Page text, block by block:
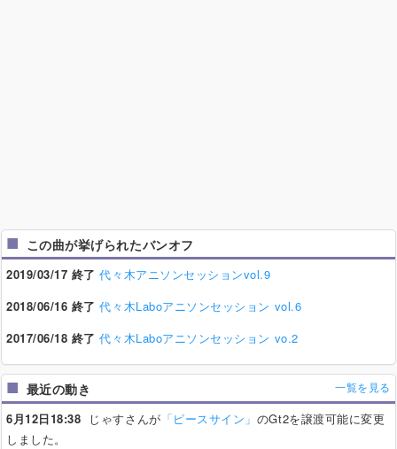
この曲が挙げられたバンオフ
2019/03/17 終了 代々木アニソンセッションvol.9
2018/06/16 終了 代々木Laboアニソンセッション vol.6
2017/06/18 終了 代々木Laboアニソンセッション vo.2
最近の動き 一覧を見る
6月12日18:38 じゃすさんが 「ピースサイン」 のGt2を譲渡可能に変更
しました。